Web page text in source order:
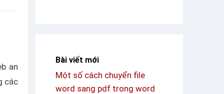
an
các
Bài viết mới
Một số cách chuyển file
word sang pdf trong word